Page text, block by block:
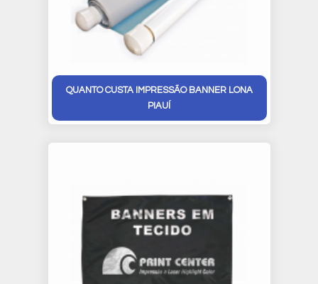
QUANTO CUSTA IMPRESSÃO BANNER LONA
PIAUÍ